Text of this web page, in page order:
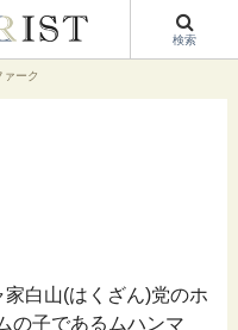
検索
ーク
白山(はくざん)党のホ
の子であるムハンマ